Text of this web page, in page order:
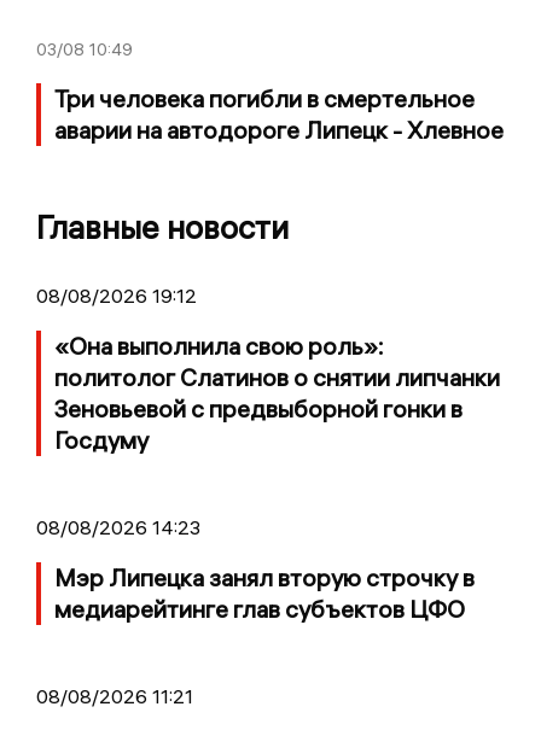
03/08 10:49
Три человека погибли в смертельное
аварии на автодороге Липецк - Хлевное
Главные новости
08/08/2026 19:12
«Она выполнила свою роль»:
политолог Слатинов о снятии липчанки
Зеновьевой с предвыборной гонки в
Госдуму
08/08/2026 14:23
Мэр Липецка занял вторую строчку в
медиарейтинге глав субъектов ЦФО
08/08/2026 11:21